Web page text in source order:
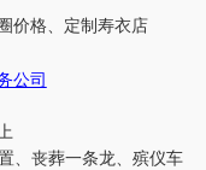
价格、定制寿衣店
公司
、丧葬一条龙、殡仪车